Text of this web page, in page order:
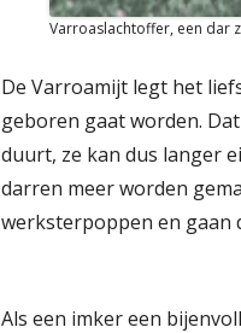
Varroaslachtoffer, een dar
De Varroamijt legt het
geboren gaat worden.
duurt, ze kan dus langer
darren meer worden
werksterpoppen en gaan
Als een imker een